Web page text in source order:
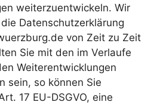
weiterzuentwickeln. Wir
Datenschutzerklärung
von Zeit zu Zeit
Sie mit den im Verlaufe
Weiterentwicklungen
sein, so können Sie
17 EU-DSGVO, eine